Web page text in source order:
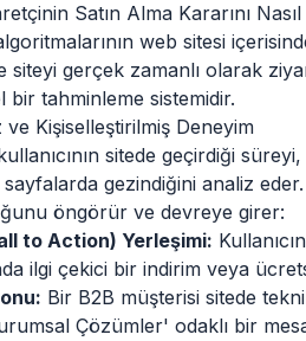
Satın Alma Kararını
web sitesi
siteyi gerçek zamanlı olarak
bir tahminleme sistemidir.
Kişiselleştirilmiş Deneyim
sitede geçirdiği süreyi,
gezindiğini analiz
öngörür ve devreye girer:
to Action) Yerleşimi:
ilgi çekici bir indirim veya
Bir B2B müşterisi sitede
Çözümler' odaklı bir